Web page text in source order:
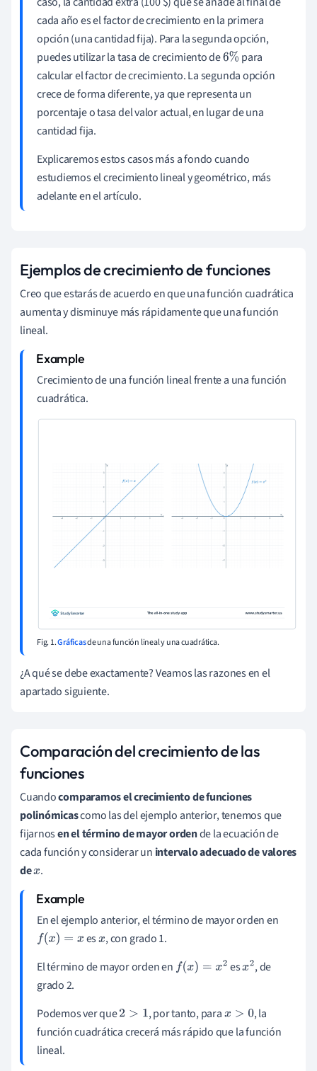
cada año es el factor de crecimiento en la primera
opción (una cantidad fija). Para la segunda opción,
puedes utilizar la tasa de crecimiento de6% para
calcular el factor de crecimiento. La segunda opción
crece de forma diferente, ya que representa un
porcentaje o tasa del valor actual, en lugar de una
cantidad fija.
Explicaremos estos casos más a fondo cuando
estudiemos el crecimiento lineal y geométrico, más
adelante en el artículo.
Ejemplos de crecimiento de funciones
Creo que estarás de acuerdo en que una función cuadrática
aumenta y disminuye más rápidamente que una función
lineal.
Crecimiento de una función lineal frente a una función
cuadrática.
Fig. 1.Gráficasde una función lineal y una cuadrática.
¿A qué se debe exactamente? Veamos las razones en el
apartado siguiente.
Comparación del crecimiento de las
funciones
Cuandocomparamos el crecimiento de funciones
polinómicascomo las del ejemplo anterior, tenemos que
fijarnosen el término de mayor ordende la ecuación de
cada función y considerar un intervalo adecuado de valores
dex.
En el ejemplo anterior, el término de mayor orden en
f(x)=x esx, con grado 1.
El término de mayor orden en f(x)=x 2 esx2, de
grado 2.
Podemos ver que2 >1 , por tanto, parax> 0
, la
función cuadrática crecerá más rápido que la función
lineal.